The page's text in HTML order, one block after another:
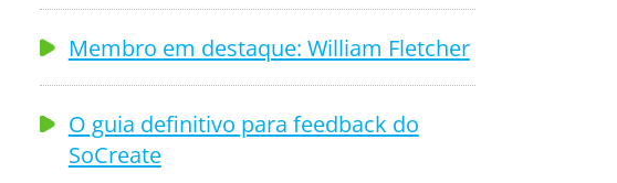
Membro em destaque: William Fletcher
O guia definitivo para feedback do
SoCreate